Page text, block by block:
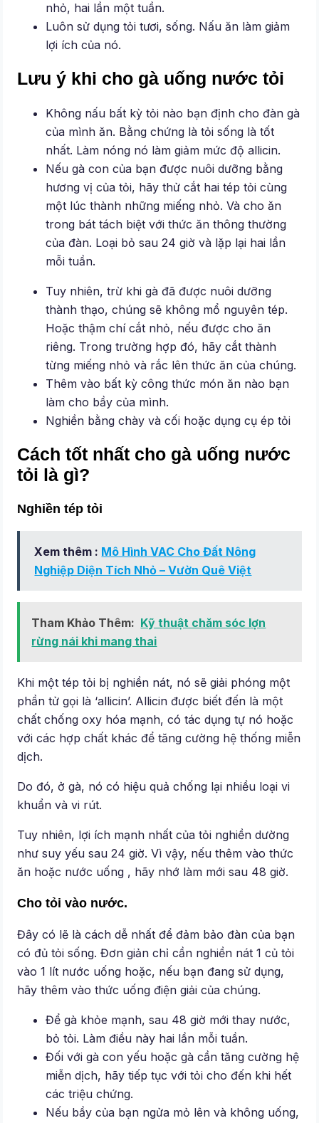
nhỏ, hai lần một tuần.
Luôn sử dụng tỏi tươi, sống. Nấu ăn làm giảm
lợi ích của nó.
Lưu ý khi cho gà uống nước tỏi
Không nấu bất kỳ tỏi nào bạn định cho đàn gà
của mình ăn. Bằng chứng là tỏi sống là tốt
nhất. Làm nóng nó làm giảm mức độ allicin.
Nếu gà con của bạn được nuôi dưỡng bằng
hương vị của tỏi, hãy thử cắt hai tép tỏi cùng
một lúc thành những miếng nhỏ. Và cho ăn
trong bát tách biệt với thức ăn thông thường
của đàn. Loại bỏ sau 24 giờ và lặp lại hai lần
mỗi tuần.
Tuy nhiên, trừ khi gà đã được nuôi dưỡng
thành thạo, chúng sẽ không mổ nguyên tép.
Hoặc thậm chí cắt nhỏ, nếu được cho ăn
riêng. Trong trường hợp đó, hãy cắt thành
từng miếng nhỏ và rắc lên thức ăn của chúng.
Thêm vào bất kỳ công thức món ăn nào bạn
làm cho bầy của mình.
Nghiền bằng chày và cối hoặc dụng cụ ép tỏi
Cách tốt nhất cho gà uống nước
tỏi là gì?
Nghiền tép tỏi
Xem thêm : Mô Hình VAC Cho Đất Nông
Nghiệp Diện Tích Nhỏ – Vườn Quê Việt
Tham Khảo Thêm: Kỹ thuật chăm sóc lợn
rừng nái khi mang thai
Khi một tép tỏi bị nghiền nát, nó sẽ giải phóng một
phần tử gọi là ‘allicin’. Allicin được biết đến là một
chất chống oxy hóa mạnh, có tác dụng tự nó hoặc
với các hợp chất khác để tăng cường hệ thống miễn
dịch.
Do đó, ở gà, nó có hiệu quả chống lại nhiều loại vi
khuẩn và vi rút.
Tuy nhiên, lợi ích mạnh nhất của tỏi nghiền dường
như suy yếu sau 24 giờ. Vì vậy, nếu thêm vào thức
ăn hoặc nước uống , hãy nhớ làm mới sau 48 giờ.
Cho tỏi vào nước.
Đây có lẽ là cách dễ nhất để đảm bảo đàn của bạn
có đủ tỏi sống. Đơn giản chỉ cần nghiền nát 1 củ tỏi
vào 1 lít nước uống hoặc, nếu bạn đang sử dụng,
hãy thêm vào thức uống điện giải của chúng.
Để gà khỏe mạnh, sau 48 giờ mới thay nước,
bỏ tỏi. Làm điều này hai lần mỗi tuần.
Đối với gà con yếu hoặc gà cần tăng cường hệ
miễn dịch, hãy tiếp tục với tỏi cho đến khi hết
các triệu chứng.
Nếu bầy của bạn ngửa mỏ lên và không uống,